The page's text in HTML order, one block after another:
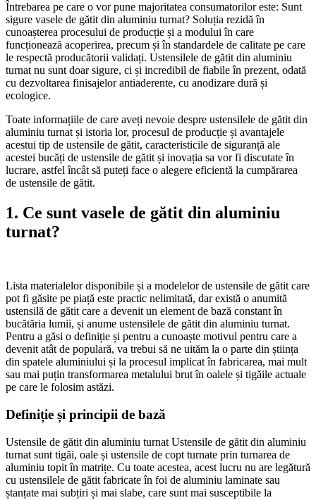
Întrebarea pe care o vor pune majoritatea consumatorilor este: Sunt
sigure vasele de gătit din aluminiu turnat? Soluția rezidă în
cunoașterea procesului de producție și a modului în care
funcționează acoperirea, precum și în standardele de calitate pe care
le respectă producătorii validați. Ustensilele de gătit din aluminiu
turnat nu sunt doar sigure, ci și incredibil de fiabile în prezent, odată
cu dezvoltarea finisajelor antiaderente, cu anodizare dură și
ecologice.
Toate informațiile de care aveți nevoie despre ustensilele de gătit din
aluminiu turnat și istoria lor, procesul de producție și avantajele
acestui tip de ustensile de gătit, caracteristicile de siguranță ale
acestei bucăți de ustensile de gătit și inovația sa vor fi discutate în
lucrare, astfel încât să puteți face o alegere eficientă la cumpărarea
de ustensile de gătit.
1. Ce sunt vasele de gătit din aluminiu
turnat?
Lista materialelor disponibile și a modelelor de ustensile de gătit care
pot fi găsite pe piață este practic nelimitată, dar există o anumită
ustensilă de gătit care a devenit un element de bază constant în
bucătăria lumii, și anume ustensilele de gătit din aluminiu turnat.
Pentru a găsi o definiție și pentru a cunoaște motivul pentru care a
devenit atât de populară, va trebui să ne uităm la o parte din știința
din spatele aluminiului și la procesul implicat în fabricarea, mai mult
sau mai puțin transformarea metalului brut în oalele și tigăile actuale
pe care le folosim astăzi.
Definiție și principii de bază
Ustensile de gătit din aluminiu turnat Ustensile de gătit din aluminiu
turnat sunt tigăi, oale și ustensile de copt turnate prin turnarea de
aluminiu topit în matrițe. Cu toate acestea, acest lucru nu are legătură
cu ustensilele de gătit fabricate în foi de aluminiu laminate sau
ștanțate mai subțiri și mai slabe, care sunt mai susceptibile la